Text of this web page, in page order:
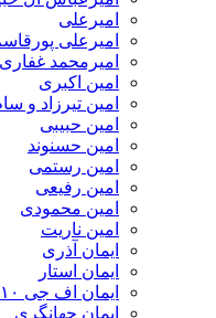
امیرعلی
امیرعلی پورقاسم
امیرمحمد غفاری
امین اکبری
امین تیرزاد و سام سهراب
امین حبیبی
امین حسنوند
امین رستمی
امین رفیعی
امین محمودی
امین ناریت
ایمان آذری
ایمان استار
ایمان اف جی ۱۰
ایمان جهانگری